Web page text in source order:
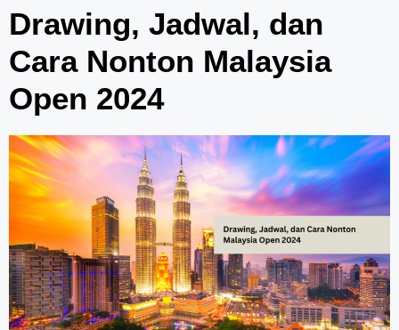
Drawing, Jadwal, dan
Cara Nonton Malaysia
Open 2024